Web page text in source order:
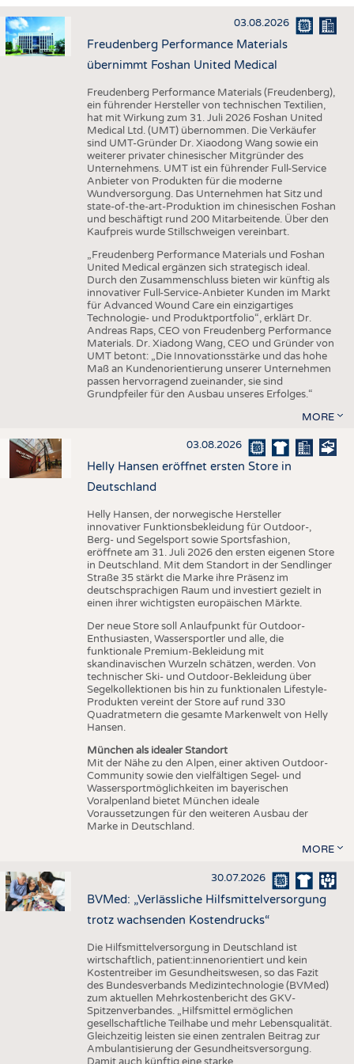
HAUS- UND HEIMTEXTILIEN
BEKLEIDUNG
TESTS
AUSSCHREIBUNGEN
DTV AUSSCHREIBUNGSDIENST
STATISTICS
DAUNENCHECK
ADRESSEN & LINKS
PUBLIKATIONEN
TERMINE
BRANCHENTERMINE
03.08.2026
Freudenberg Performance Materials
übernimmt Foshan United Medical
Freudenberg Performance Materials (Freudenberg),
ein führender Hersteller von technischen Textilien,
hat mit Wirkung zum 31. Juli 2026 Foshan United
Medical Ltd. (UMT) übernommen. Die Verkäufer
sind UMT-Gründer Dr. Xiaodong Wang sowie ein
weiterer privater chinesischer Mitgründer des
Unternehmens. UMT ist ein führender Full-Service
Anbieter von Produkten für die moderne
Wundversorgung. Das Unternehmen hat Sitz und
state-of-the-art-Produktion im chinesischen Foshan
und beschäftigt rund 200 Mitarbeitende. Über den
Kaufpreis wurde Stillschweigen vereinbart.
„Freudenberg Performance Materials und Foshan
United Medical ergänzen sich strategisch ideal.
Durch den Zusammenschluss bieten wir künftig als
innovativer Full-Service-Anbieter Kunden im Markt
für Advanced Wound Care ein einzigartiges
Technologie- und Produktportfolio“, erklärt Dr.
Andreas Raps, CEO von Freudenberg Performance
Materials. Dr. Xiadong Wang, CEO und Gründer von
UMT betont: „Die Innovationsstärke und das hohe
Maß an Kundenorientierung unserer Unternehmen
passen hervorragend zueinander, sie sind
Grundpfeiler für den Ausbau unseres Erfolges.“
MORE
03.08.2026
Helly Hansen eröffnet ersten Store in
Deutschland
Helly Hansen, der norwegische Hersteller
innovativer Funktionsbekleidung für Outdoor-,
Berg- und Segelsport sowie Sportsfashion,
eröffnete am 31. Juli 2026 den ersten eigenen Store
in Deutschland. Mit dem Standort in der Sendlinger
Straße 35 stärkt die Marke ihre Präsenz im
deutschsprachigen Raum und investiert gezielt in
einen ihrer wichtigsten europäischen Märkte.
Der neue Store soll Anlaufpunkt für Outdoor-
Enthusiasten, Wassersportler und alle, die
funktionale Premium-Bekleidung mit
skandinavischen Wurzeln schätzen, werden. Von
technischer Ski- und Outdoor-Bekleidung über
Segelkollektionen bis hin zu funktionalen Lifestyle-
Produkten vereint der Store auf rund 330
Quadratmetern die gesamte Markenwelt von Helly
Hansen.
München als idealer Standort
Mit der Nähe zu den Alpen, einer aktiven Outdoor-
Community sowie den vielfältigen Segel- und
Wassersportmöglichkeiten im bayerischen
Voralpenland bietet München ideale
Voraussetzungen für den weiteren Ausbau der
Marke in Deutschland.
MORE
30.07.2026
BVMed: „Verlässliche Hilfsmittelversorgung
trotz wachsenden Kostendrucks“
Die Hilfsmittelversorgung in Deutschland ist
wirtschaftlich, patient:innenorientiert und kein
Kostentreiber im Gesundheitswesen, so das Fazit
des Bundesverbands Medizintechnologie (BVMed)
zum aktuellen Mehrkostenbericht des GKV-
Spitzenverbandes. „Hilfsmittel ermöglichen
gesellschaftliche Teilhabe und mehr Lebensqualität.
Gleichzeitig leisten sie einen zentralen Beitrag zur
Ambulantisierung der Gesundheitsversorgung.
Damit auch künftig eine starke